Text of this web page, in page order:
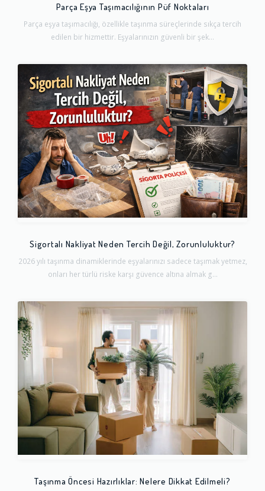
Parça Eşya Taşımacılığının Püf Noktaları
Parça eşya taşımacılığı, özellikle taşınma süreçlerinde sıkça tercih
edilen bir hizmettir. Eşyalarınızın güvenli bir şek...
Sigortalı Nakliyat Neden Tercih Değil, Zorunluluktur?
2026 yılı taşınma dinamiklerinde eşyalarınızı sadece taşımak yetmez,
onları her türlü riske karşı güvence altına almak g...
Taşınma Öncesi Hazırlıklar: Nelere Dikkat Edilmeli?